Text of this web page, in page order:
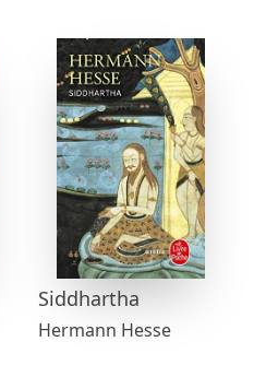
Siddhartha
Hermann Hesse